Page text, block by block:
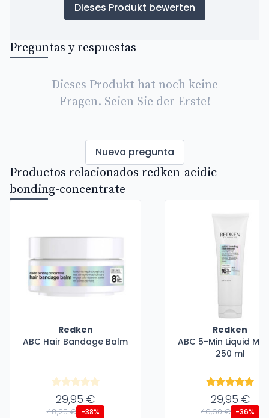
Dieses Produkt bewerten
Preguntas y respuestas
Dieses Produkt hat noch keine
Fragen. Seien Sie der Erste!
Nueva pregunta
Productos relacionados redken-acidic-
bonding-concentrate
Redken
ABC Hair Bandage Balm
29,95 €
48,25 € -38%
Redken
ABC 5-Min Liquid
250 ml
29,95 €
46,60 € -36%